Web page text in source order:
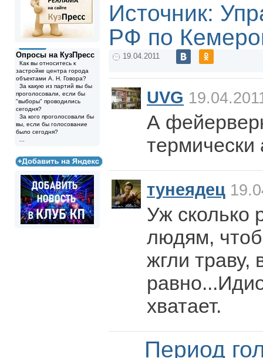
Опросы на КузПресс
Как вы относитесь к
застройке центра города
объектами А. Н. Говора?
За какую из партий вы бы
проголосовали, если бы
"выборы" проводились
сегодня?
За кого проголосовали бы
вы, если бы голосование
было сегодня?
Источник:
РФ по
19.04.2011
UVG
А
термически
тунеядец
Уж сколько
людям,
жгли траву,
хватает.
Период